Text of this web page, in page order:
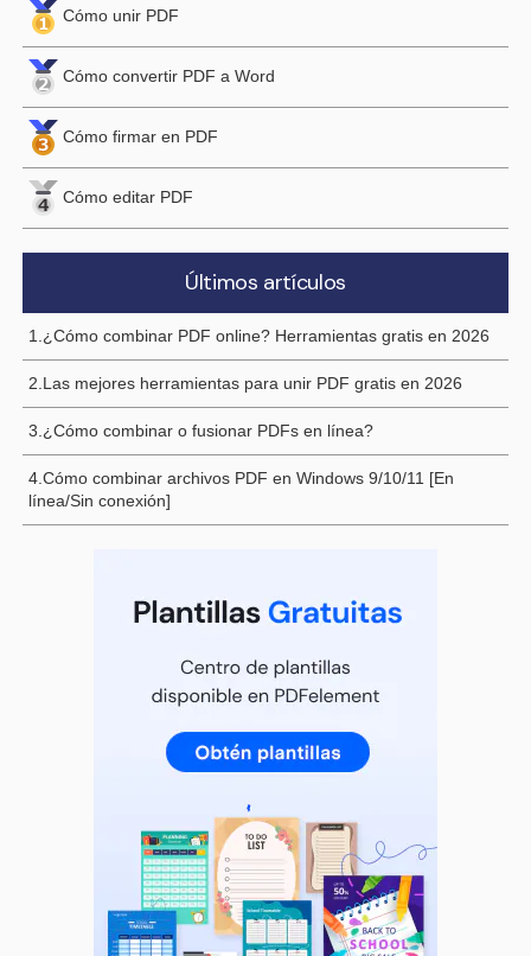
Cómo unir PDF
Cómo convertir PDF a Word
Cómo firmar en PDF
Cómo editar PDF
Últimos artículos
1.¿Cómo combinar PDF online? Herramientas gratis en 2026
2.Las mejores herramientas para unir PDF gratis en 2026
3.¿Cómo combinar o fusionar PDFs en línea?
4.Cómo combinar archivos PDF en Windows 9/10/11 [En
línea/Sin conexión]